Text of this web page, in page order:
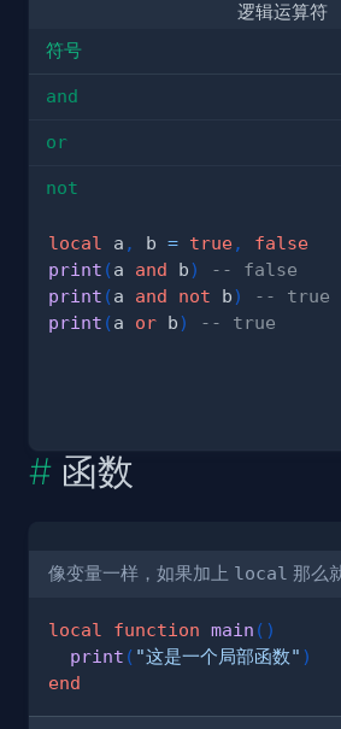
逻辑运算符
符号
and
or
not
local a , b = true,
false
print (a and b)
-- false
print (a and not b)
-- true
print (a or b) -- true
函数
像变量一样，如果加上 local 那么
local function main ( )
print ( "这是一个局部函数" )
end